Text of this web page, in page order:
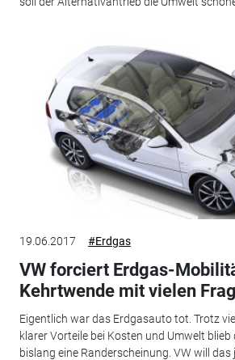
19.06.2017 #Erdgas
VW forciert Erdgas-
Kehrtwende mit vielen
Eigentlich war das Erdgasauto tot. Trotz
klarer Vorteile bei Kosten und Umwelt
bislang eine Randerscheinung. VW will das